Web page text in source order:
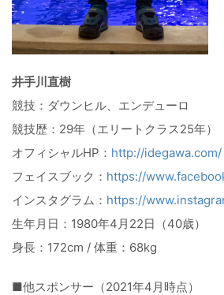
井手川直樹
競技：ダウンヒル、エンデューロ
競技歴：29年（エリートクラス25年）
オフィシャルHP： http://idegawa.com/
フェイスブック： https://
インスタグラム： https://
生年月日：1980年4月22日（40歳）
身長：172cm / 体重：68kg
■他スポンサー（2021年4月時点）